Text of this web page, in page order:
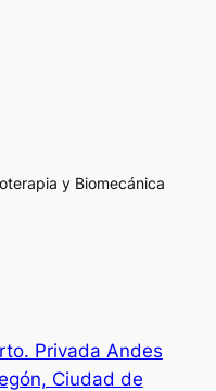
y Biomecánica
Privada Andes
Ciudad de